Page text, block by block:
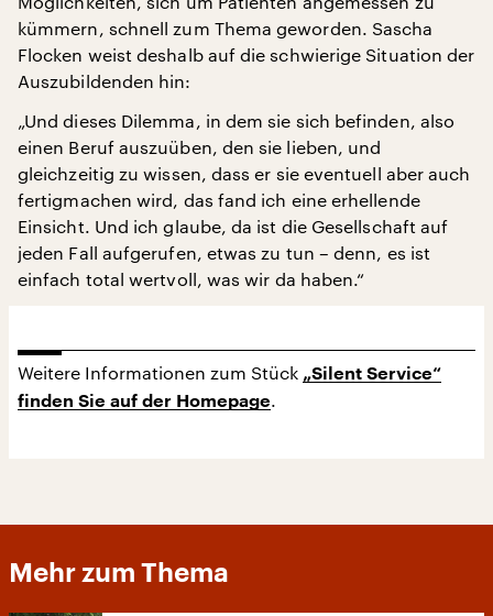
kümmern, schnell zum Thema geworden. Sascha
Flocken weist deshalb auf die schwierige Situation der
Auszubildenden hin:
„Und dieses Dilemma, in dem sie sich befinden, also
einen Beruf auszuüben, den sie lieben, und
gleichzeitig zu wissen, dass er sie eventuell aber auch
fertigmachen wird, das fand ich eine erhellende
Einsicht. Und ich glaube, da ist die Gesellschaft auf
jeden Fall aufgerufen, etwas zu tun – denn, es ist
einfach total wertvoll, was wir da haben.“
Weitere Informationen zum Stück „Silent Service“
finden Sie auf der Homepage.
Mehr zum Thema